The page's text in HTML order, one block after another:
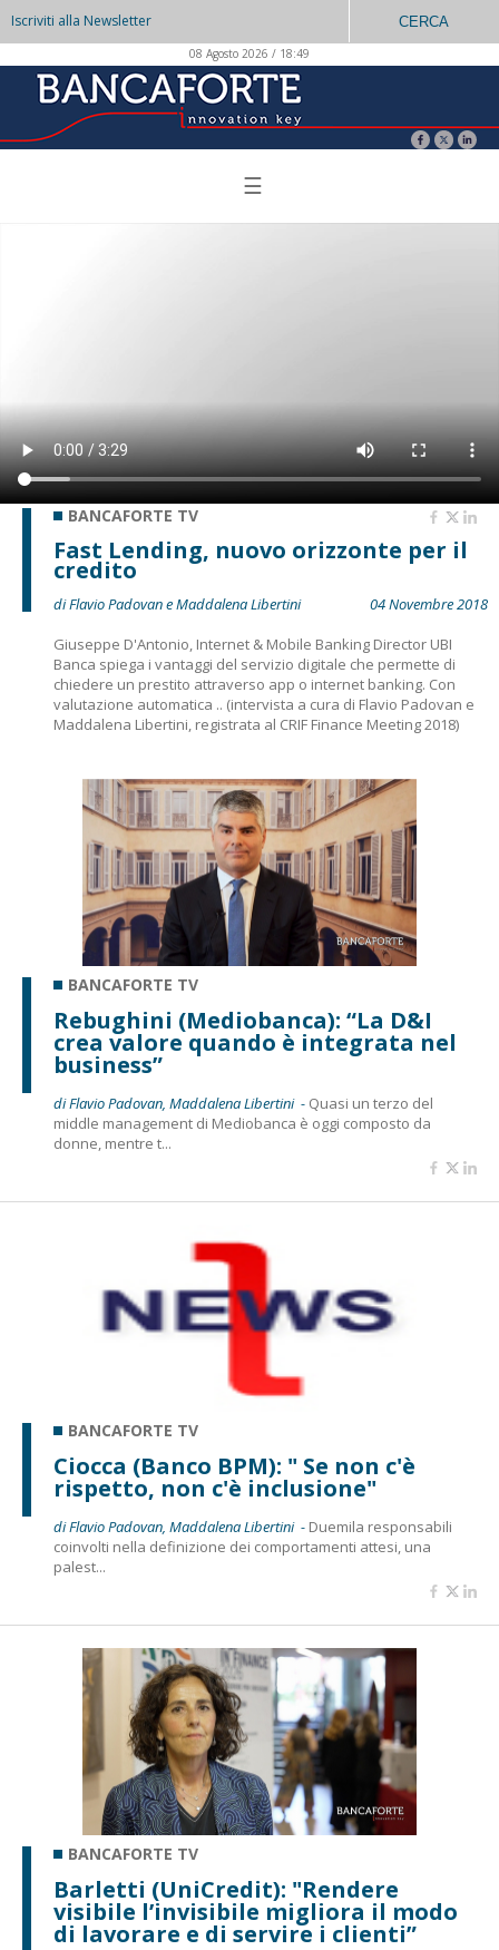
Iscriviti alla Newsletter CERCA
08 Agosto 2026 / 18:49
☰
BANCAFORTE TV
Fast Lending, nuovo orizzonte per il
credito
di Flavio Padovan e Maddalena Libertini
04 Novembre 2018
Giuseppe D'Antonio, Internet & Mobile Banking Director UBI
Banca spiega i vantaggi del servizio digitale che permette di
chiedere un prestito attraverso app o internet banking. Con
valutazione automatica .. (intervista a cura di Flavio Padovan e
Maddalena Libertini, registrata al CRIF Finance Meeting 2018)
BANCAFORTE TV
Rebughini (Mediobanca): “La D&I
crea valore quando è integrata nel
business”
di Flavio Padovan, Maddalena Libertini - Quasi un terzo del
middle management di Mediobanca è oggi composto da
donne, mentre t...
BANCAFORTE TV
Ciocca (Banco BPM): " Se non c'è
rispetto, non c'è inclusione"
di Flavio Padovan, Maddalena Libertini - Duemila responsabili
coinvolti nella definizione dei comportamenti attesi, una
palest...
BANCAFORTE TV
Barletti (UniCredit): "Rendere
visibile l’invisibile migliora il modo
di lavorare e di servire i clienti”